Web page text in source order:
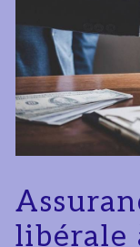
libérale